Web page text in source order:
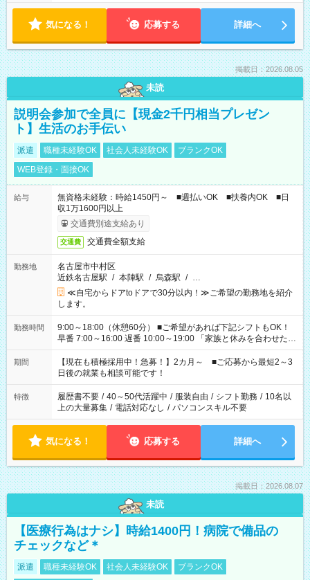
気になる！ 応募する 詳細へ
掲載日：2026.08.05
未読
説明会参加で全員に【現金2千円相当プレゼン
ト】生活のお手伝い
派遣 職種未経験OK 社会人未経験OK
ブランクOK
WEB登録・面接OK
給与
無資格未経験：時給1450円～ ■週払いOK ■扶養内OK ■日
収1万1600円以上
交通費別途支給あり
交通費 交通費全額支給
勤務地
名古屋市中村区
近鉄名古屋駅 / 本陣駅 / 烏森駅 / …
≪自宅からドアtoドアで30分以内！≫ご希望の勤務地を紹介
します。
勤務時間
9:00～18:00（休憩60分） ■ご希望があれば下記シフトもOK！
早番 7:00～16:00 遅番 10:00～19:00 「家族と休みを合わせた
い」 「余裕を持って夕飯の準備がしたい」 「できれば残業はし
たくない」 など、ご希望を教えてくださいね。 ※Wワーク希望
の方へ 今ご覧のお仕事で希望する勤務時間と、もう1つのお仕事
の勤務時間。 合計で週40時間を超える場合は応募できません。
期間
【現在も積極採用中！急募！】2カ月～ ■ご応募から最短2～3
日後の就業も相談可能です！
特徴 履歴書不要 / 40～50代活躍中 / 服装自由 / シフト勤務 / 10名以
上の大量募集 / 電話対応なし / パソコンスキル不要
気になる！ 応募する 詳細へ
掲載日：2026.08.07
未読
【医療行為はナシ】時給1400円！病院で備品の
チェックなど＊
派遣 職種未経験OK 社会人未経験OK
ブランクOK